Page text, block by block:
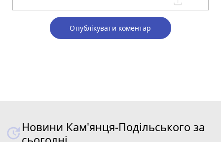
Опублікувати коментар
Новини Кам'янця-Подільського за